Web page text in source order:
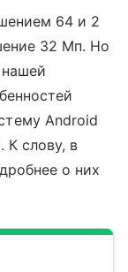
64 и 2
32 Мп. Но
Android
К слову, в
о них